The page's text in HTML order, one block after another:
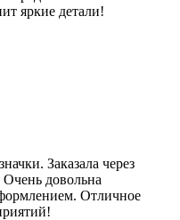
яркие детали!
Заказала через
Очень довольна
Отличное